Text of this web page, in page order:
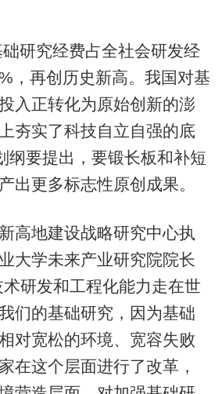
究经费占全社会研发经
，再创历史新高。我国对基
入正转化为原始创新的澎
夯实了科技自立自强的底
纲要提出，要锻长板和补短
出更多标志性原创成果。
地建设战略研究中心执
大学未来产业研究院院长
术研发和工程化能力走在世
们的基础研究，因为基础
对宽松的环境、宽容失败
在这个层面进行了改革，